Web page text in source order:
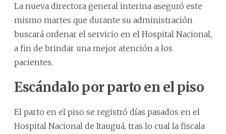
La nueva directora general interina aseguró este
mismo martes que durante su administración
buscará ordenar el servicio en el Hospital Nacional,
a fin de brindar una mejor atención a los
pacientes.
Escándalo por parto en el piso
El parto en el piso se registró días pasados en el
Hospital Nacional de Itauguá, tras lo cual la fiscala